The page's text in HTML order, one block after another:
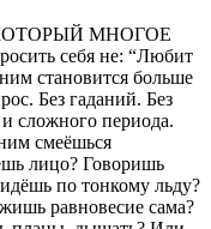
МНОГОЕ
себя не: “Любит
становится больше
Без гаданий. Без
сложного периода.
смеёшься
лицо? Говоришь
по тонкому льду?
равновесие сама?